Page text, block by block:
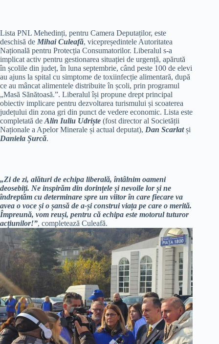
Lista PNL Mehedinți, pentru Camera Deputaților, este
deschisă de Mihai Culeafă, vicepreședintele Autoritatea
Națională pentru Protecția Consumatorilor. Liberalul s-a
implicat activ pentru gestionarea situației de urgență, apărută
în școlile din județ, în luna septembrie, când peste 100 de elevi
au ajuns la spital cu simptome de toxiinfecție alimentară, după
ce au mâncat alimentele distribuite în școli, prin programul
„Masă Sănătoasă.”. Liberalul își propune drept principal
obiectiv implicare pentru dezvoltarea turismului și scoaterea
județului din zona gri din punct de vedere economic. Lista este
completată de Alin Iuliu Udriște (fost director al Societății
Naționale a Apelor Minerale și actual deputat), Dan Scarlatși
Daniela Șurcă.
„Zi de zi, alături de echipa liberală, întâlnim oameni
deosebiți. Ne inspirăm din dorințele și nevoile lor și ne
îndreptăm cu determinare spre un viitor în care fiecare va
avea o voce și o șansă de a-și construi viața pe care o merită.
Împreună, vom reuși, pentru că echipa este motorul tuturor
acțiunilor!”, completează Culeafă.